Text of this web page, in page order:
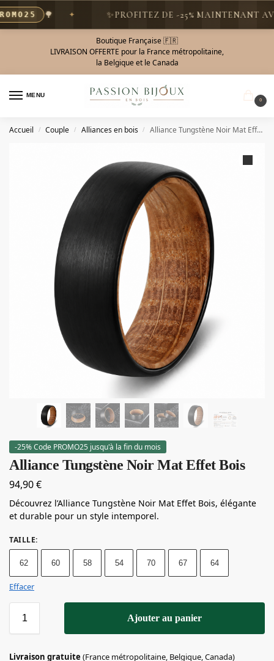
🌳 PROFITEZ DE -25% MAINTENANT AVEC
Boutique Française 🇫🇷
LIVRAISON OFFERTE pour la France métropolitaine,
la Belgique et le Canada
MENU
0
Accueil / Couple / Alliances en bois / Alliance Tungstène Noir Mat Effet Bois
-25% Code PROMO25 jusqu'à la fin du mois
Alliance Tungstène Noir Mat Effet Bois
94,90€
Découvrez l’Alliance Tungstène Noir Mat Effet Bois, élégante
et durable pour un style intemporel.
TAILLE:
62 60 58 54 70 67 64
Effacer
Ajouter au panier
Livraison gratuite (France métropolitaine, Belgique, Canada)